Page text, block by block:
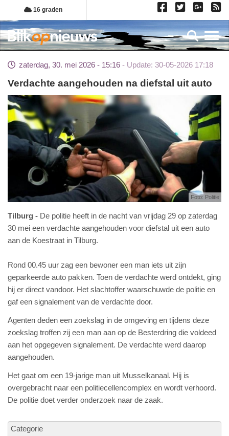
Overslaan
en
naar
de
gaan
16 graden
zaterdag, 30. mei 2026 - 15:16 Update: 30-05-2026 17:18
Verdachte aangehouden na diefstal uit auto
Foto: Politie
Tilburg
De politie heeft in de nacht van vrijdag 29 op zaterdag
30 mei een verdachte aangehouden voor diefstal uit een auto
aan de Koestraat in Tilburg.
Rond 00.45 uur zag een bewoner een man iets uit zijn
geparkeerde auto pakken. Toen de verdachte werd ontdekt, ging
hij er direct vandoor. Het slachtoffer waarschuwde de politie en
gaf een signalement van de verdachte door.
Agenten deden een zoekslag in de omgeving en tijdens deze
zoekslag troffen zij een man aan op de Besterdring die voldeed
aan het opgegeven signalement. De verdachte werd daarop
aangehouden.
Het gaat om een 19-jarige man uit Musselkanaal. Hij is
overgebracht naar een politiecellencomplex en wordt verhoord.
De politie doet verder onderzoek naar de zaak.
Categorie